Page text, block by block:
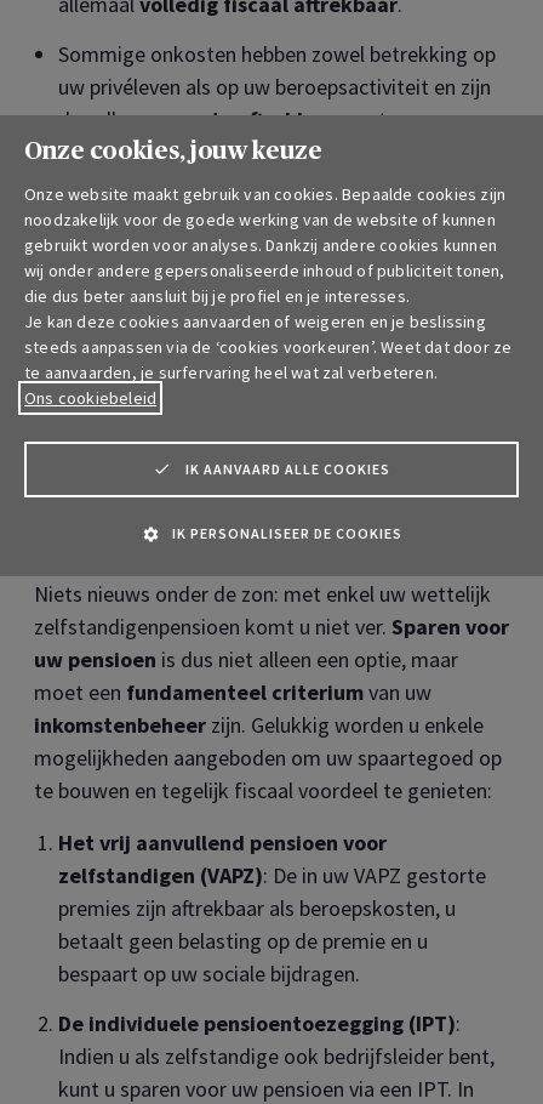
Sommige onkosten hebben zowel betrekking op
uw privéleven als op uw beroepsactiviteit en zijn
dus alleenpro rata aftrekbaar: water,
elektriciteit, internet, gsm, tablet, pc, auto ... U
moet ze aan de hand van aankoopbewijzen
kunnen rechtvaardigen.
Andere lasten, zoals zakengeschenken,
restaurantkosten, autokosten op basis van het
CO2-gehalte, worden door de fiscus slechts
gedeeltelijk 'aanvaard', zodat u zeevenmin
volledig mag aftrekken
Hoe kan u uw inkomsten als
zelfstandige veiligstellen op lange
termijn?
Niets nieuws onder de zon: met enkel uw wettelijk
zelfstandigenpensioen komt u niet ver. Sparen voor
uw pensioen is dus niet alleen een optie, maar
moet een fundamenteel criteriumvan uw
inkomstenbeheer zijn. Gelukkig worden u enkele
mogelijkheden aangeboden om uw spaartegoed op
te bouwen en tegelijk fiscaal voordeel te genieten:
Het vrij aanvullend pensioen voor
zelfstandigen (VAPZ): De in uw VAPZ gestorte
premies zijn aftrekbaar als beroepskosten, u
betaalt geen belasting op de premie en u
bespaart op uw sociale bijdragen.
De individuele pensioentoezegging (IPT):
Indien u als zelfstandige ook bedrijfsleider bent,
kunt u sparen voor uw pensioen via een IPT. In
Onze cookies, jouw keuze
Onze website maakt gebruik van cookies. Bepaalde cookies zijn
noodzakelijk voor de goede werking van de website of kunnen
gebruikt worden voor analyses. Dankzij andere cookies kunnen
wij onder andere gepersonaliseerde inhoud of publiciteit tonen,
die dus beter aansluit bij je profiel en je interesses.
Je kan deze cookies aanvaarden of weigeren en je beslissing
steeds aanpassen via de ‘cookies voorkeuren’. Weet dat door ze
te aanvaarden, je surfervaring heel wat zal verbeteren.
Ons cookiebeleid
IK AANVAARD ALLE COOKIES
IK PERSONALISEER DE COOKIES